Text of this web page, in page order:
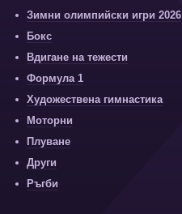
Зимни олимпийски игри 2026
Бокс
Вдигане на тежести
Формула 1
Художествена гимнастика
Моторни
Плуване
Други
Ръгби